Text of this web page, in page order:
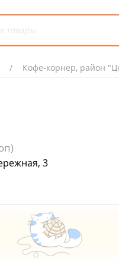
Кофе-корнер, район
3